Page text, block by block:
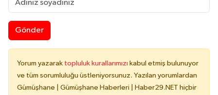
Gönder
Yorum yazarak topluluk kurallarımızı kabul etmiş bulunuyor
ve tüm sorumluluğu üstleniyorsunuz. Yazılan yorumlardan
Gümüşhane | Gümüşhane Haberleri | Haber29.NET hiçbir